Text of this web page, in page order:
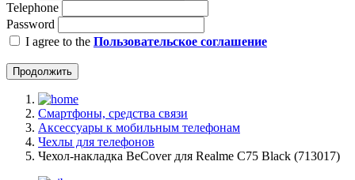
Telephone
Password
I agree to the Пользовательское соглашение
Продолжить
Смартфоны, средства связи
Аксессуары к мобильным телефонам
Чехлы для телефонов
Чeхол-накладка BeCover для Realme C75 Black (713017)